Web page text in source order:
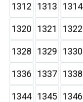
1312 1313 1314
1320 1321 1322
1328 1329 1330
1336 1337 1338
1344 1345 1346